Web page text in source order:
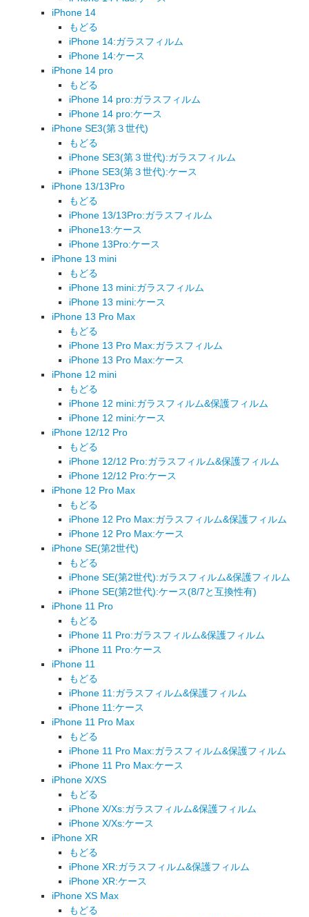
iPhone 14
もどる
iPhone 14:ガラスフィルム
iPhone 14:ケース
iPhone 14 pro
もどる
iPhone 14 pro:ガラスフィルム
iPhone 14 pro:ケース
iPhone SE3(第３世代)
もどる
iPhone SE3(第３世代):ガラスフィルム
iPhone SE3(第３世代):ケース
iPhone 13/13Pro
もどる
iPhone 13/13Pro:ガラスフィルム
iPhone13:ケース
iPhone 13Pro:ケース
iPhone 13 mini
もどる
iPhone 13 mini:ガラスフィルム
iPhone 13 mini:ケース
iPhone 13 Pro Max
もどる
iPhone 13 Pro Max:ガラスフィルム
iPhone 13 Pro Max:ケース
iPhone 12 mini
もどる
iPhone 12 mini:ガラスフィルム&保護フィルム
iPhone 12 mini:ケース
iPhone 12/12 Pro
もどる
iPhone 12/12 Pro:ガラスフィルム&保護フィルム
iPhone 12/12 Pro:ケース
iPhone 12 Pro Max
もどる
iPhone 12 Pro Max:ガラスフィルム&保護フィルム
iPhone 12 Pro Max:ケース
iPhone SE(第2世代)
もどる
iPhone SE(第2世代):ガラスフィルム&保護フィルム
iPhone SE(第2世代):ケース(8/7と互換性有)
iPhone 11 Pro
もどる
iPhone 11 Pro:ガラスフィルム&保護フィルム
iPhone 11 Pro:ケース
iPhone 11
もどる
iPhone 11:ガラスフィルム&保護フィルム
iPhone 11:ケース
iPhone 11 Pro Max
もどる
iPhone 11 Pro Max:ガラスフィルム&保護フィルム
iPhone 11 Pro Max:ケース
iPhone X/XS
もどる
iPhone X/Xs:ガラスフィルム&保護フィルム
iPhone X/Xs:ケース
iPhone XR
もどる
iPhone XR:ガラスフィルム&保護フィルム
iPhone XR:ケース
iPhone XS Max
もどる